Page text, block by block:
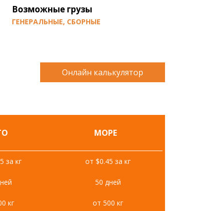
Возможные грузы
ГЕНЕРАЛЬНЫЕ, СБОРНЫЕ
Онлайн калькулятор
за кг
кг
МОРЕ
от $0.45 за кг
50 дней
от 500 кг